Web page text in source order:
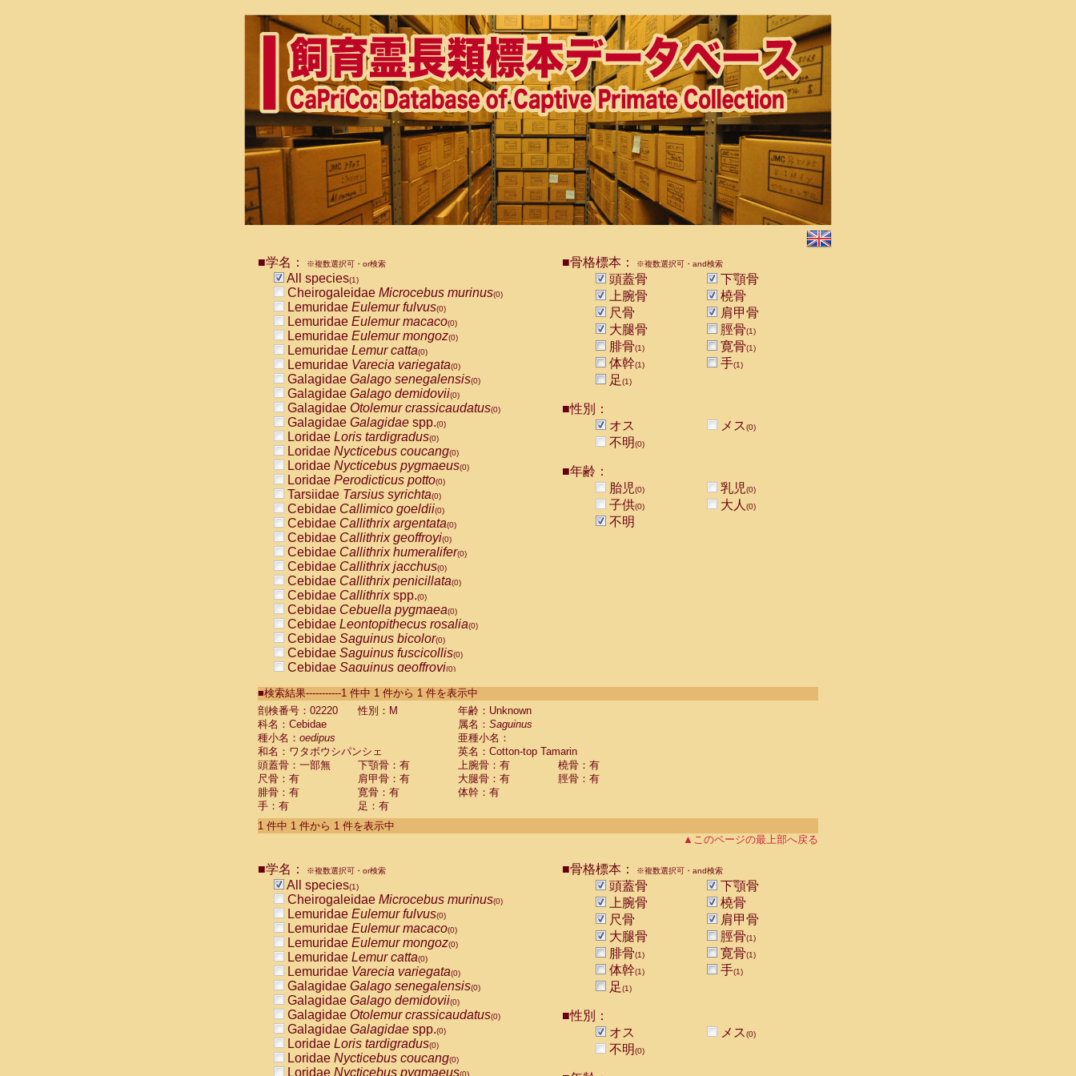
■学名： ※複数選択可・or検索
All species(1)
Cheirogaleidae Microcebus murinus(0)
Lemuridae Eulemur fulvus(0)
Lemuridae Eulemur macaco(0)
Lemuridae Eulemur mongoz(0)
Lemuridae Lemur catta(0)
Lemuridae Varecia variegata(0)
Galagidae Galago senegalensis(0)
Galagidae Galago demidovii(0)
Galagidae Otolemur crassicaudatus(0)
Galagidae Galagidae spp.(0)
Loridae Loris tardigradus(0)
Loridae Nycticebus coucang(0)
Loridae Nycticebus pygmaeus(0)
Loridae Perodicticus potto(0)
Tarsiidae Tarsius syrichta(0)
Cebidae Callimico goeldii(0)
Cebidae Callithrix argentata(0)
Cebidae Callithrix geoffroyi(0)
Cebidae Callithrix humeralifer(0)
Cebidae Callithrix jacchus(0)
Cebidae Callithrix penicillata(0)
Cebidae Callithrixspp.(0)
Cebidae Cebuella pygmaea(0)
Cebidae Leontopithecus rosalia(0)
Cebidae Saguinus bicolor(0)
Cebidae Saguinus fuscicollis(0)
Cebidae Saguinus geoffroyi(0)
CebidaeSaguinus labiatus(0)
Cebidae Saguinus leucopus (0)
Cebidae
Cebidae
CebidaeSaguinus nigricollis (0)
Cebidae Saguinus oedipus
Cebidae Saguinus weddelli
Cebidae Saguinusspp.
Cebidae Aotus trivirgatus
Cebidae Cebus albifrons
CebidaeCebus nigrivittatus
CebidaeCebus
CebidaeSaimiri boliviensis(0)
CebidaeSaimiri sciureus(0)
AtelidaeAlouatta caraya(0)
AtelidaeAlouatta fusca(0)
AtelidaeAlouatta seniculus
AtelidaeAlouattaspp.(0)
AtelidaeAteles belzebuth(0)
AtelidaeAteles geoffroyi(0)
AtelidaeAteles paniscus(0)
AtelidaeAtelesspp.(0)
Atelidae Lagothrix lagothricha
AtelidaeLagothrix lagothricha cana
PitheciidaeCacajao calvus rubicundus
■骨格標本： ※複数選択可・and検索
頭蓋骨
下顎骨
上腕骨
橈骨
尺骨
肩甲骨
大腿骨
脛骨(1)
腓骨(1) 寛骨(1)
体幹(1) 手(1)
足(1)
■性別：
オス
メス(0)
不明(0)
■年齢：
胎児(0) 乳児(0)
子供(0) 大人 (0)
不明
■検索結果-----------1 件中 1 件から 1 件を表示中
剖検番号：02220
性別：M
年齢：Unknown
科名：Cebidae
属名： Saguinus
種小名： oedipus
亜種小名：
和名：ワタボウシパンシェ
英名：Cotton-top Tamarin
頭蓋骨：一部無
下顎骨：有 上腕骨：有
橈骨：有
尺骨：有
肩甲骨：有 大腿骨：有
脛骨：有
腓骨：有
寛骨：有
体幹：有
手：有
足：有
1 件中 1 件から 1 件を表示中
▲このページの最上部へ戻る
■学名： ※複数選択可・or検索
All species(1)
Cheirogaleidae Microcebus murinus(0)
Lemuridae Eulemur fulvus(0)
Lemuridae Eulemur macaco(0)
Lemuridae Eulemur mongoz(0)
Lemuridae Lemur catta(0)
Lemuridae Varecia variegata(0)
Galagidae Galago senegalensis(0)
Galagidae Galago demidovii(0)
Galagidae Otolemur crassicaudatus(0)
Galagidae Galagidae spp.(0)
Loridae Loris tardigradus(0)
Loridae Nycticebus coucang(0)
Loridae Nycticebus pygmaeus(0)
■骨格標本： ※複数選択可・and検索
頭蓋骨
下顎骨
上腕骨
橈骨
尺骨
肩甲骨
大腿骨
脛骨(1)
腓骨(1) 寛骨(1)
体幹(1) 手(1)
足(1)
■性別：
オス
メス(0)
不明(0)